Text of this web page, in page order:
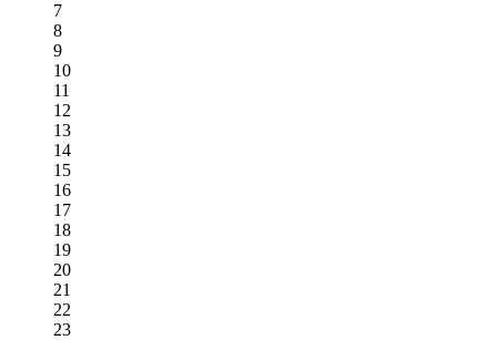
7
8
9
10
11
12
13
14
15
16
17
18
19
20
21
22
23